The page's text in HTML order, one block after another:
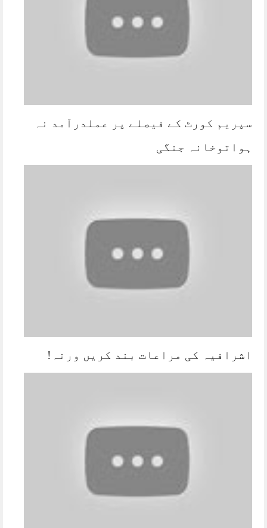
سپریم کورٹ کے فیصلے پر عملدرآمد نہ
ہواتوخانہ جنگی
اشرافیہ کی مراعات بند کریں ورنہ!